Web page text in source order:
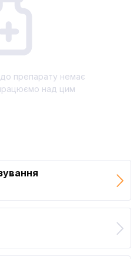
препарату немає
над цим